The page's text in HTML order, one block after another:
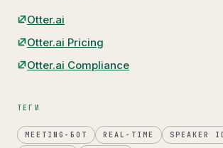
Otter.ai
Otter.ai Pricing
Otter.ai Compliance
ТЕГИ
MEETING-БОТ REAL-TIME SPEAKER